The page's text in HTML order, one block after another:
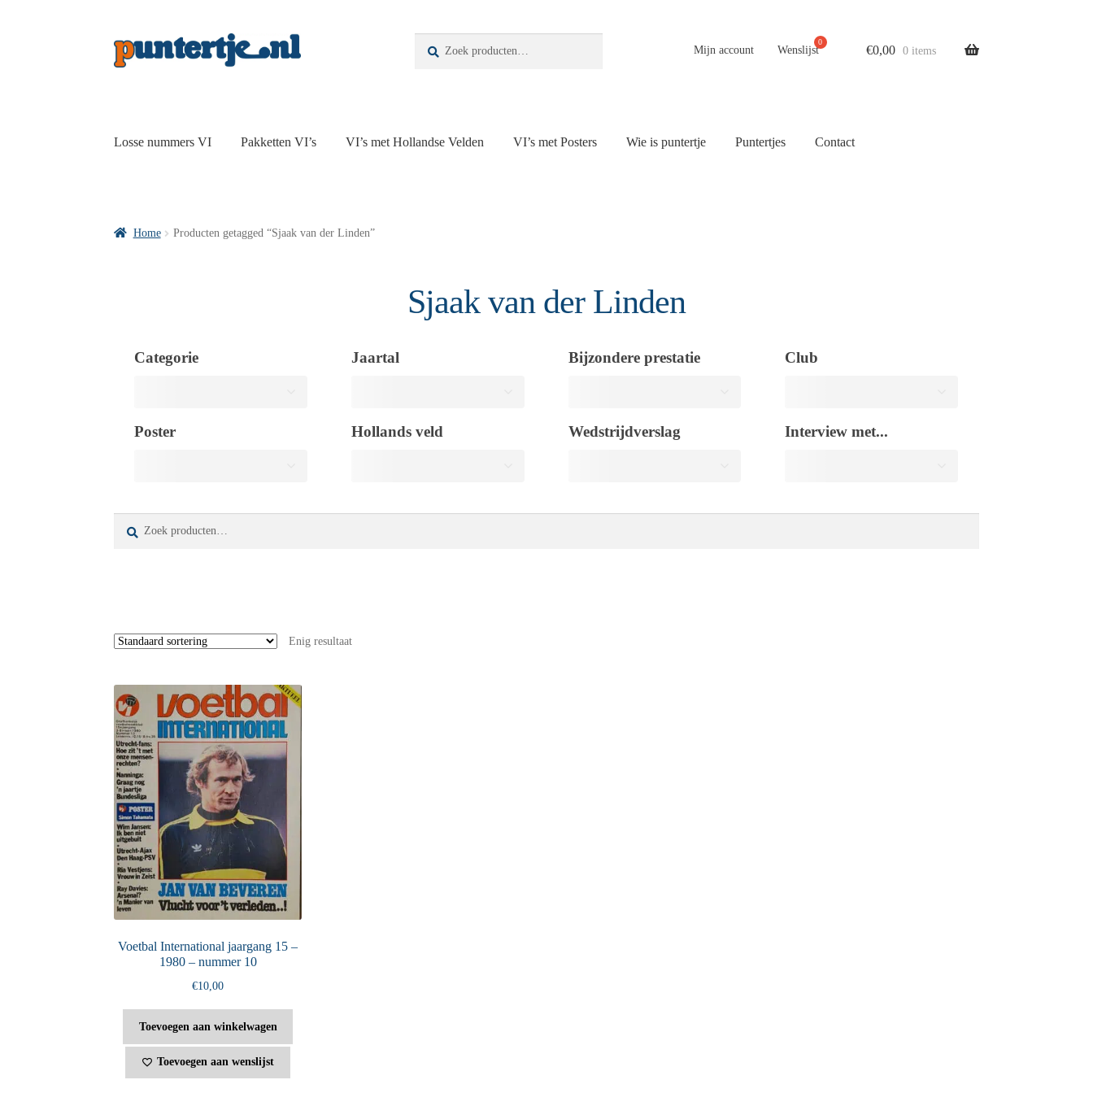
Zoeken
Mijn account Wenslijst €0,00 0 items
Losse nummers VI Pakketten VI’s VI’s met Hollandse Velden VI’s met Posters Wie is puntertje Puntertjes Contact
Home Producten getagged “Sjaak van der Linden”
Sjaak van der Linden
Categorie Jaartal Bijzondere prestatie Club
Poster Hollands veld Wedstrijdverslag Interview met...
Enig resultaat
Voetbal International jaargang 15 –
1980 – nummer 10
€10,00
Toevoegen aan winkelwagen
Toevoegen aan wenslijst